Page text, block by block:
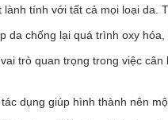
tính với tất cả mọi loại da.
da chống lại quá trình oxy
trò quan trọng trong việc
dụng giúp hình thành nên